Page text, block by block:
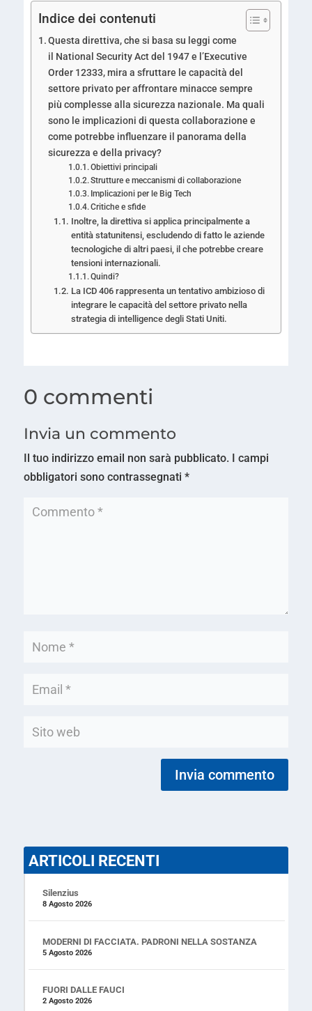
Indice dei contenuti
Questa direttiva, che si basa su leggi come
il National Security Act del 1947 e l’Executive
Order 12333, mira a sfruttare le capacità del
settore privato per affrontare minacce sempre
più complesse alla sicurezza nazionale. Ma quali
sono le implicazioni di questa collaborazione e
come potrebbe influenzare il panorama della
sicurezza e della privacy?
Obiettivi principali
Strutture e meccanismi di collaborazione
Implicazioni per le Big Tech
Critiche e sfide
Inoltre, la direttiva si applica principalmente a
entità statunitensi, escludendo di fatto le aziende
tecnologiche di altri paesi, il che potrebbe creare
tensioni internazionali.
Quindi?
La ICD 406 rappresenta un tentativo ambizioso di
integrare le capacità del settore privato nella
strategia di intelligence degli Stati Uniti.
0 commenti
Invia un commento
Il tuo indirizzo email non sarà pubblicato.
I campi
obbligatori sono contrassegnati *
Invia commento
ARTICOLI RECENTI
Silenzius
8 Agosto 2026
MODERNI DI FACCIATA. PADRONI NELLA SOSTANZA
5 Agosto 2026
FUORI DALLE FAUCI
2 Agosto 2026